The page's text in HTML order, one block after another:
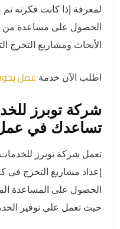
لمعرفة إذا كانت فكرته تم
الحصول على مساعدة من
الأبحاث ومشاريع التخرج
اطلب الآن خدمة عمل
شركة توبرز
تساعدك في
تعمل شركة توبرز
إعداد مشاريع التخرج في
الحصول على المساعدة
حيث تعمل على توفير